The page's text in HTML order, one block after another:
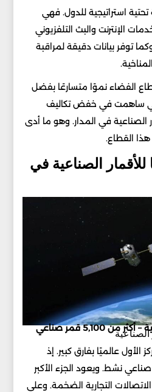
تحتية استراتيجية للدول. فهي
الإنترنت والبث التلفزيوني
توفر بيانات دقيقة لمراقبة
الفضاء نموًا متسارعًا بفضل
ساهمت في خفض تكاليف
الصناعية في المدار. وهو ما أدى
القطاع.
للأقمار الصناعية في
الصناعية
الأول عالميًا بفارق كبير. إذ
من 5,100 قمر صناعي نشط. ويعود الجزء الأكبر
التجارية الضخمة. وعلى